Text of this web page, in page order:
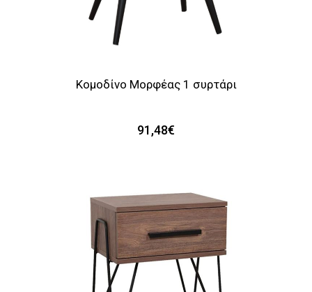
Κομοδίνο Μορφέας 1 συρτάρι
91,48€